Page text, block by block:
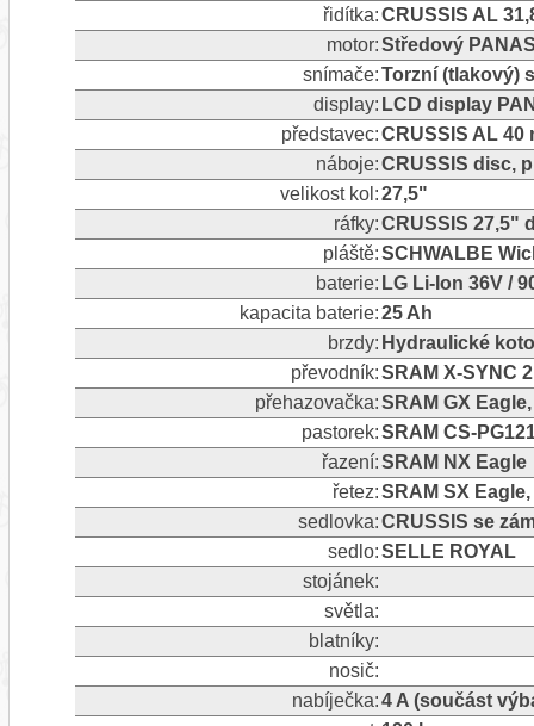
řidítka:CRUSSIS AL
motor:Středový
snímače:Torzní (tlakový)
display: LCD display
představec:CRUSSIS AL 40
náboje:CRUSSIS disc,
velikost kol:27,5"
ráfky:CRUSSIS 27,5"
pláště:SCHWALBE
baterie: LG Li-Ion 36V /
kapacita baterie:25 Ah
brzdy: Hydraulické
převodník:SRAM X-SYNC
přehazovačka:SRAM GX
pastorek:SRAM CS-
řazení:SRAM NX Eagle
řetez:SRAM SX
sedlovka:CRUSSIS se
sedlo:SELLE ROYAL
stojánek:
světla:
blatníky:
nosič:
nabíječka:4 A (součást